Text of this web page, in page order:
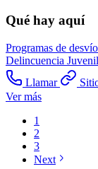
Qué hay aquí
Programas de desvío
Delincuencia Juvenil
Llamar
Ver más
1
2
3
Next